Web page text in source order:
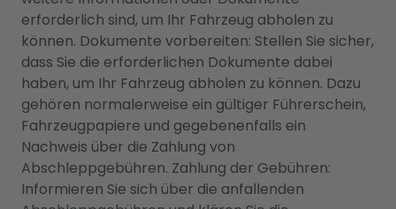
erforderlich sind, um Ihr Fahrzeug abholen zu
können. Dokumente vorbereiten: Stellen Sie sicher,
dass Sie die erforderlichen Dokumente dabei
haben, um Ihr Fahrzeug abholen zu können. Dazu
gehören normalerweise ein gültiger Führerschein,
Fahrzeugpapiere und gegebenenfalls ein
Nachweis über die Zahlung von
Abschleppgebühren. Zahlung der Gebühren:
Informieren Sie sich über die anfallenden